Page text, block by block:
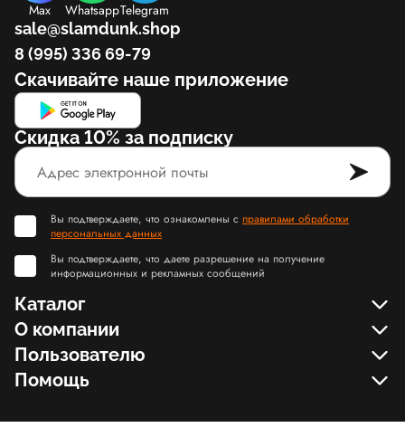
Max WhatsappTelegram
sale@slamdunk.shop
8 (995) 336 69-79
Скачивайте наше приложение
Скидка 10% за подписку
Вы подтверждаете, что ознакомлены с правилами обработки
персональных данных
Вы подтверждаете, что даете разрешение на получение
информационных и рекламных сообщений
Каталог
О компании
Пользователю
Помощь